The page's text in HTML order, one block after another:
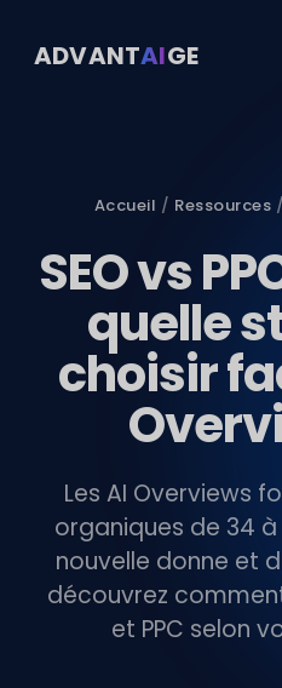
ADVANTAIGE
Accueil / Ressources
SEO vs
quelle
choisir
Les AI Overviews
organiques de 34 à
nouvelle donne et
découvrez
et PPC selon